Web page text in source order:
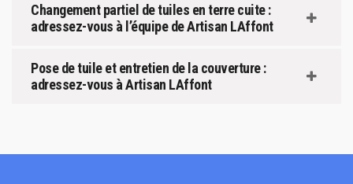
Changement partiel de tuiles en terre cuite :
adressez-vous à l’équipe de Artisan LAffont
Pose de tuile et entretien de la couverture :
adressez-vous à Artisan LAffont